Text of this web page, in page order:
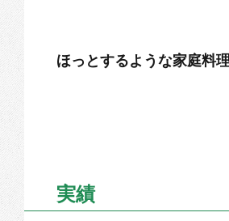
ほっとするような家庭料
実績